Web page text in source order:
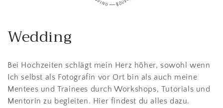
K
a
t
e
Wedding
Bei Hochzeiten schlägt mein Herz höher, sowohl wenn
Ich selbst als Fotografin vor Ort bin als auch meine
Mentees und Trainees durch Workshops, Tutorials und
Mentorin zu begleiten. Hier findest du alles dazu.